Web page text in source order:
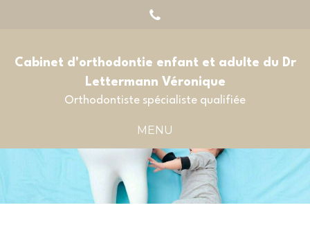
Cabinet d'orthodontie enfant et adulte du Dr
Lettermann Véronique
Orthodontiste spécialiste qualifiée
MENU